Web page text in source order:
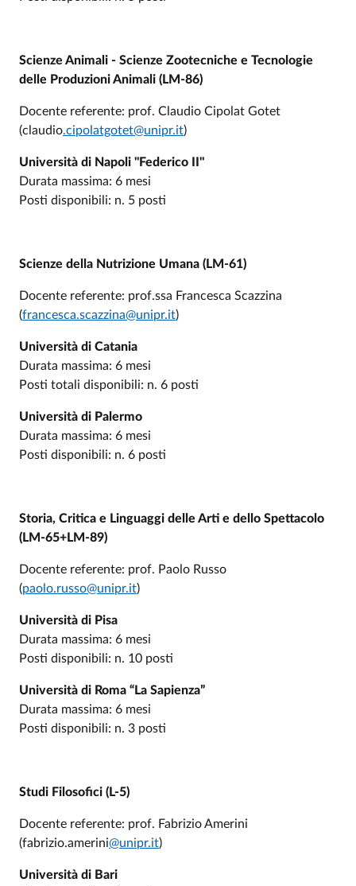
Scienze Animali - Scienze Zootecniche e Tecnologie
delle Produzioni Animali (LM-86)
Docente referente: prof. Claudio Cipolat Gotet
(claudio.cipolatgotet@unipr.it)
Università di Napoli "Federico II"
Durata massima: 6 mesi
Posti disponibili: n. 5 posti
Scienze della Nutrizione Umana (LM-61)
Docente referente: prof.ssa Francesca Scazzina
(francesca.scazzina@unipr.it)
Università di Catania
Durata massima: 6 mesi
Posti totali disponibili: n. 6 posti
Università di Palermo
Durata massima: 6 mesi
Posti disponibili: n. 6 posti
Storia, Critica e Linguaggi delle Arti e dello Spettacolo
(LM-65+LM-89)
Docente referente: prof. Paolo Russo
(paolo.russo@unipr.it)
Università di Pisa
Durata massima: 6 mesi
Posti disponibili: n. 10 posti
Università di Roma “La Sapienza”
Durata massima: 6 mesi
Posti disponibili: n. 3 posti
Studi Filosofici (L-5)
Docente referente: prof. Fabrizio Amerini
(fabrizio.amerini@unipr.it)
Università di Bari